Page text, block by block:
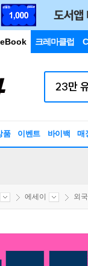
eBook 크레마클럽
품 이벤트 바이백 매
에세이 외